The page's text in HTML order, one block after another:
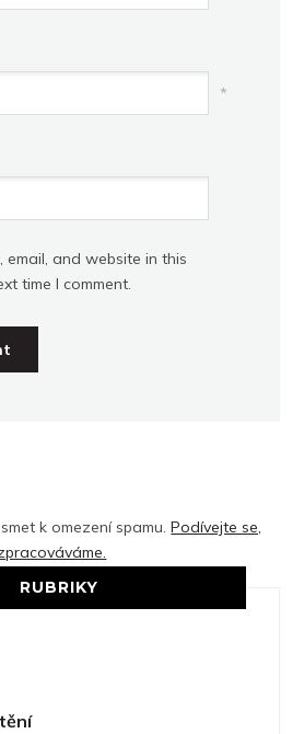
*
email, and website in this
time I comment.
k omezení spamu.Podívejte se,
RUBRIKY